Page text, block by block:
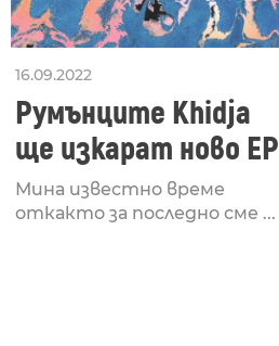
16.09.2022
Румънците Khidja
ще изкарат ново EP
Мина известно време
откакто за последно сме ...